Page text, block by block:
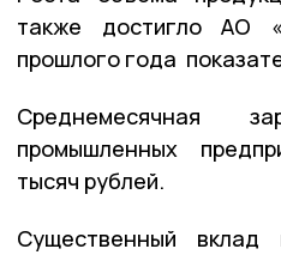
также достигло АО
прошлого года
Среднемесячная
промышленных
тысяч рублей.
Существенный вклад